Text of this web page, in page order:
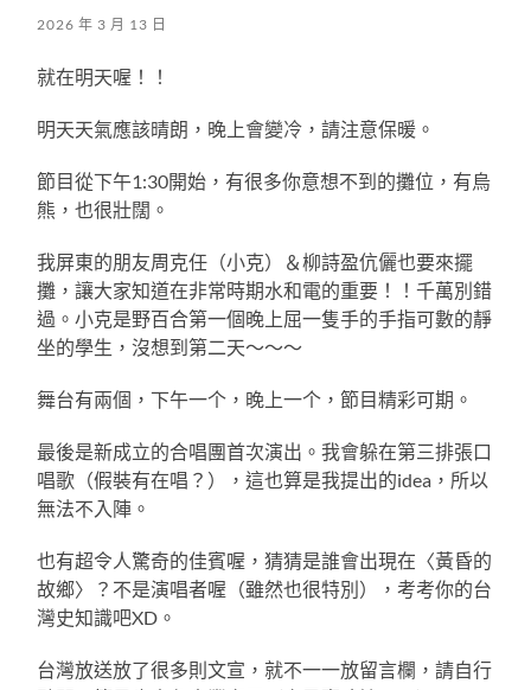
2026 年 3 月 13 日
就在明天喔！！
明天天氣應該晴朗，晚上會變冷，請注意保暖。
節目從下午1:30開始，有很多你意想不到的攤位，有烏
熊，也很壯闊。
我屏東的朋友周克任（小克）＆柳詩盈伉儷也要來擺
攤，讓大家知道在非常時期水和電的重要！！千萬別錯
過。小克是野百合第一個晚上屈一隻手的手指可數的靜
坐的學生，沒想到第二天～～～
舞台有兩個，下午一个，晚上一个，節目精彩可期。
最後是新成立的合唱團首次演出。我會躲在第三排張口
唱歌（假裝有在唱？），這也算是我提出的idea，所以
無法不入陣。
也有超令人驚奇的佳賓喔，猜猜是誰會出現在〈黃昏的
故鄉〉？不是演唱者喔（雖然也很特別），考考你的台
灣史知識吧XD。
台灣放送放了很多則文宣，就不一一放留言欄，請自行